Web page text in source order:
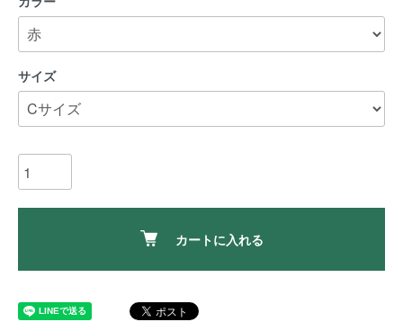
サイズ
カートに入れる